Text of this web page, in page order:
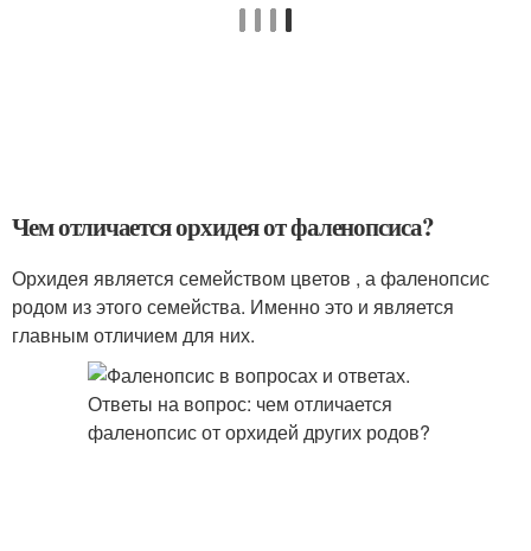
Чем отличается орхидея от фаленопсиса?
Орхидея является семейством цветов , а фаленопсис
родом из этого семейства. Именно это и является
главным отличием для них.